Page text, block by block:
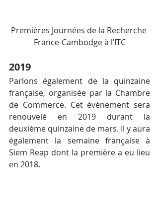
Premières Journées de la Recherche
France-Cambodge à l’ITC
2019
Parlons également de la quinzaine
française, organisée par la Chambre
de Commerce. Cet événement sera
renouvelé en 2019 durant la
deuxième quinzaine de mars. Il y aura
également la semaine française à
Siem Reap dont la première a eu lieu
en 2018.